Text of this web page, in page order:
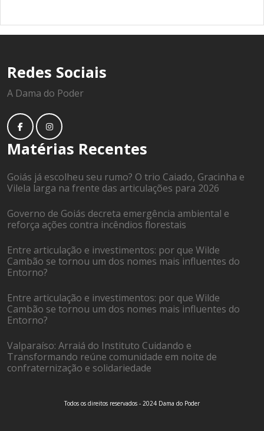
Redes Sociais
A Dama do Poder
Matérias Recentes
Goiás já escolheu seu rumo? O trio Caiado, Gracinha e
Vilela larga na frente das articulações para 2026
Governo de Goiás decreta emergência ambiental e
reforça ações contra incêndios florestais
Entre articulação e investimentos: por que Wilde
Cambão se tornou um dos nomes mais influentes do
Entorno?
Entre articulação e investimentos: por que Wilde
Cambão se tornou um dos nomes mais influentes do
Entorno?
Valparaíso: Arraiá do Instituto Cuidando e
Transformando reúne comunidade em noite de
confraternização e solidariedade
Todos os direitos reservados - 2024 Dama do Poder